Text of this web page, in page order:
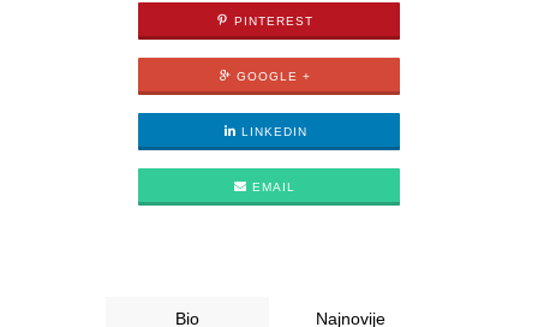
PINTEREST
GOOGLE +
LINKEDIN
EMAIL
Bio Najnovije